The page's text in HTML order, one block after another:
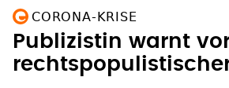
CORONA-KRISE
Publizistin warnt